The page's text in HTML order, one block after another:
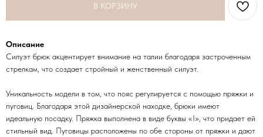
В КОРЗИНУ
Описание
Силуэт брюк акцентирует внимание на талии благодаря застроченным
стрелкам, что создает стройный и женственный силуэт.
Уникальность модели в том, что пояс регулируется с помощью пряжки и
пуговиц. Благодаря этой дизайнерской находке, брюки имеют
идеальную посадку. Пряжка выполнена в виде буквы «I», что придает ей
стильный вид. Пуговицы расположены по обе стороны от пряжки и дают